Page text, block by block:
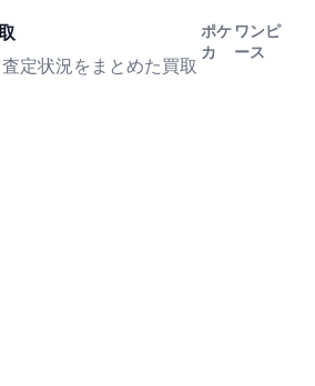
定状況をまとめた買取
ポケ
カ
ワンピ
ース